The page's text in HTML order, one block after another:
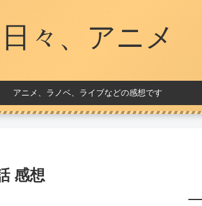
日々、アニメ
アニメ、ラノベ、ライブなどの感想です
感想